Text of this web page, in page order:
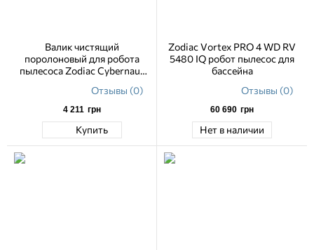
Валик чистящий
поролоновый для робота
пылесоса Zodiac Cybernaut
Отзывы (0)
4 211 грн
Купить
Zodiac Vortex PRO 4 WD RV
5480 IQ робот пылесос для
бассейна
Отзывы (0)
60 690 грн
Нет в наличии